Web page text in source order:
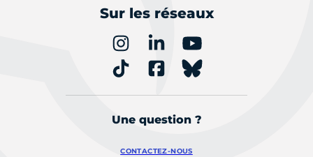
Sur les réseaux
Une question ?
CONTACTEZ-NOUS